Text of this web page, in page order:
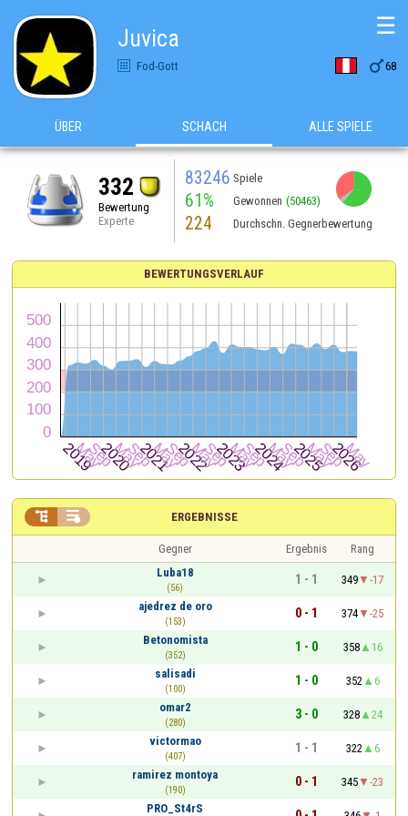
Juvica
Fod-Gott 68
☰
ÜBER SCHACH ALLE SPIELE
332
Bewertung
Experte
83246 Spiele
61% Gewonnen (50463)
224 Durchschn. Gegnerbewertung
BEWERTUNGSVERLAUF
ERGEBNISSE
 
Gegner Ergebnis
Rang
Luba18
(56)
1 - 1 349
-17
ajedrez de oro
(153)
0 - 1 374
-25
Betonomista
(352)
1 - 0 358
16
salisadi
(100)
1 - 0 352
6
omar2
(280)
3 - 0 328
24
victormao
(407)
1 - 1 322
6
ramirez montoya
(190)
0 - 1 345
-23
PRO_St4rS